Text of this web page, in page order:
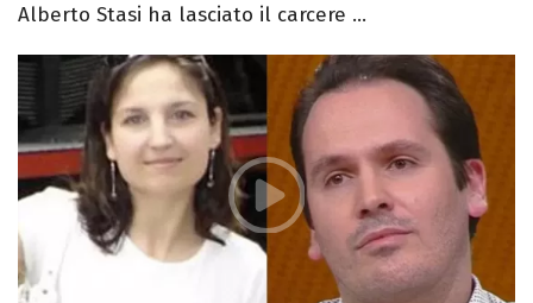
Alberto Stasi ha lasciato il carcere ...